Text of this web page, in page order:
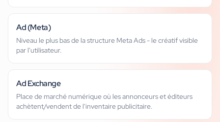
Ad (Meta)
Niveau le plus bas de la structure Meta Ads - le créatif visible
par l'utilisateur.
Ad Exchange
Place de marché numérique où les annonceurs et éditeurs
achètent/vendent de l'inventaire publicitaire.